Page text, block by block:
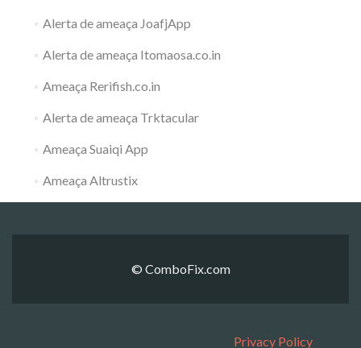
Alerta de ameaça JoafjApp
Alerta de ameaça Itomaosa.co.in
Ameaça Rerifish.co.in
Alerta de ameaça Trktacular
Ameaça Suaiqi App
Ameaça Altrustix
© ComboFix.com
Privacy Policy